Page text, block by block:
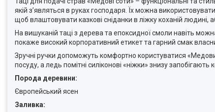
якій з’являться в руках господаря. Їх можна
щоб влаштовувати казкові сніданки в ліжку коханій
На вишуканій таці з дерева та епоксидної смоли навіть
покаже високий корпоративний етикет та гарний смак
Зручні ручки допоможуть комфортно користуватися
посуду, а ледь помітні силіконові «ніжки» знизу запобігають
Порода деревини:
Європейський ясен
Заливка: